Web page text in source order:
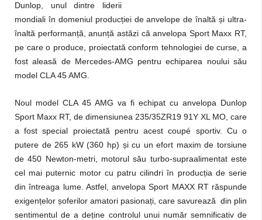
Dunlop, unul dintre liderii
mondiali în domeniul producției de anvelope de înaltăși ultra-
înaltă performanță, anunță astăzi că anvelopa Sport Maxx RT,
pe care o produce, proiectată conform tehnologiei de curse, a
fost aleasă de Mercedes-AMG pentru echiparea noului său
model CLA 45 AMG.
Noul model CLA 45 AMG va fi echipat cu anvelopa Dunlop
Sport Maxx RT, de dimensiunea 235/35ZR19 91Y XL MO, care
a fost special proiectată pentru acest coupé sportiv. Cu o
putere de 265 kW (360 hp) și cu un efort maxim de torsiune
de 450 Newton-metri, motorul său turbo-supraalimentat este
cel mai puternic motor cu patru cilindri în producția de serie
din întreaga lume. Astfel, anvelopa Sport MAXX RT răspunde
exigențelor șoferilor amatori pasionați, care savurează din plin
sentimentul de a deține controlul unui număr semnificativ de